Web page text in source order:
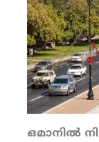
ഒമാനില്‍